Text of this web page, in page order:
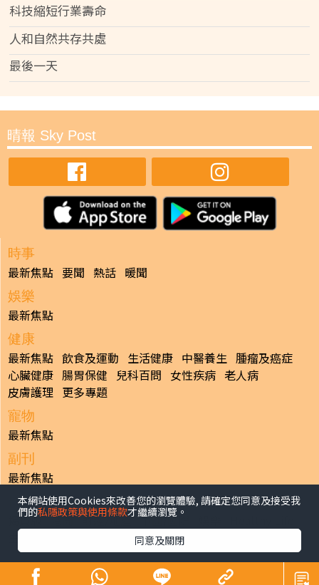
科技縮短行業壽命
人和自然共存共處
最後一天
晴報 Sky Post
時事
最新焦點 要聞 熱話 暖聞
娛樂
最新焦點
健康
最新焦點 飲食及運動 生活健康 中醫養生 腫瘤及癌症
心臟健康 腸胃保健 兒科百問 女性疾病 老人病
皮膚護理 更多專題
寵物
最新焦點
副刊
最新焦點
日報
揭頁版 港聞 財經/地產 中國/國際
生活副刊
體育 專題/人物
香港經濟日報版權所有©2026
本網站使用Cookies來改善您的瀏覽體驗, 請確定您同意及接受我
們的私隱政策與使用條款才繼續瀏覽。
同意及關閉